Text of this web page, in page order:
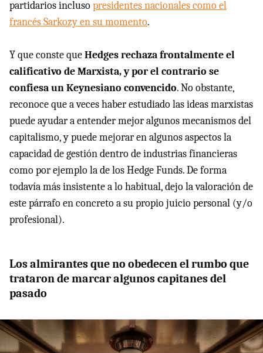
partidarios inclusopresidentes nacionales como el
francés Sarkozy en su momento.
Y que conste queHedges rechaza frontalmente el
calificativo de Marxista, y por el contrario se
confiesa un Keynesiano convencido. No obstante,
reconoce que a veces haber estudiado las ideas marxistas
puede ayudar a entender mejor algunos mecanismos del
capitalismo, y puede mejorar en algunos aspectos la
capacidad de gestión dentro de industrias financieras
como por ejemplo la de los Hedge Funds. De forma
todavía más insistente a lo habitual, dejo la valoración de
este párrafo en concreto a su propio juicio personal (y/o
profesional).
Los almirantes que no obedecen el rumbo que
trataron de marcar algunos capitanes del
pasado